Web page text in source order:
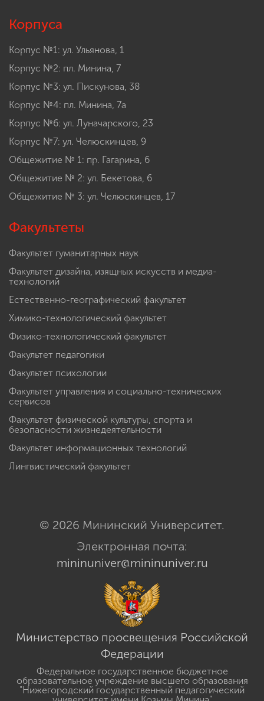
Корпуса
Корпус №1: ул. Ульянова, 1
Корпус №2: пл. Минина, 7
Корпус №3: ул. Пискунова, 38
Корпус №4: пл. Минина, 7а
Корпус №6: ул. Луначарского, 23
Корпус №7: ул. Челюскинцев, 9
Общежитие № 1: пр. Гагарина, 6
Общежитие № 2: ул. Бекетова, 6
Общежитие № 3: ул. Челюскинцев, 17
Факультеты
Факультет гуманитарных наук
Факультет дизайна, изящных искусств и медиа-
технологий
Естественно-географический факультет
Химико-технологический факультет
Физико-технологический факультет
Факультет педагогики
Факультет психологии
Факультет управления и социально-технических
сервисов
Факультет физической культуры, спорта и
безопасности жизнедеятельности
Факультет информационных технологий
Лингвистический факультет
© 2026 Мининский Университет.
Электронная почта:
mininuniver@mininuniver.ru
Министерство просвещения Российской
Федерации
Федеральное государственное бюджетное
образовательное учреждение высшего образования
"Нижегородский государственный педагогический